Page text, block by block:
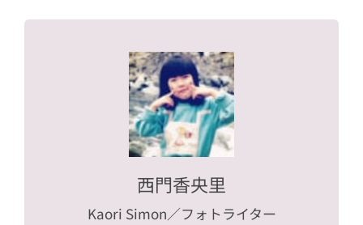
西門香央里
Kaori Simon／フォトライター